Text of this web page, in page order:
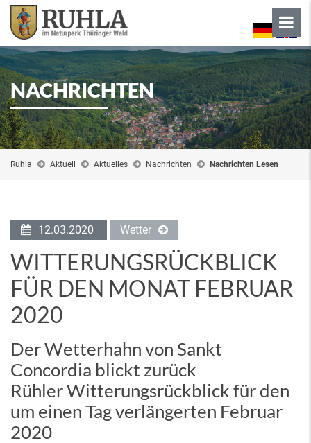
NACHRICHTEN
Ruhla Aktuell Aktuelles Nachrichten Nachrichten Lesen
12.03.2020 Wetter
WITTERUNGSRÜCKBLICK
FÜR DEN MONAT FEBRUAR
2020
Der Wetterhahn von Sankt
Concordia blickt zurück
Rühler Witterungsrückblick für den
um einen Tag verlängerten Februar
2020